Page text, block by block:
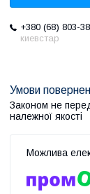
+380 (68) 803-
киевстар
Законом не
належної якості